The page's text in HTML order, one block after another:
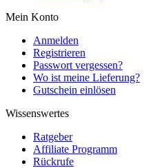
Mein Konto
Anmelden
Registrieren
Passwort vergessen?
Wo ist meine Lieferung?
Gutschein einlösen
Wissenswertes
Ratgeber
Affiliate Programm
Rückrufe